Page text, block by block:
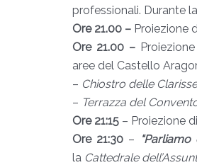
professionali. Durante
Ore 21.00 – Proiezione
Ore 21.00 –
aree del Castello
– Chiostro delle Clarisse
– Terrazza del
Ore 21:15 – Proiezione
Ore 21:30 – “Parliamo
la Cattedrale